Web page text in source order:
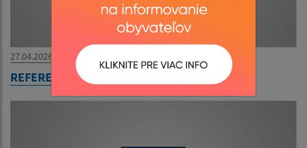
27.04.2026
REFERENDUM 2026